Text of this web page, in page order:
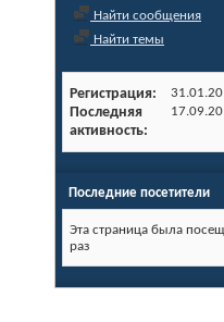
Найти сообщения
Найти темы
Регистрация
Последняя
активность
Последние посетители
Эта страница была
раз